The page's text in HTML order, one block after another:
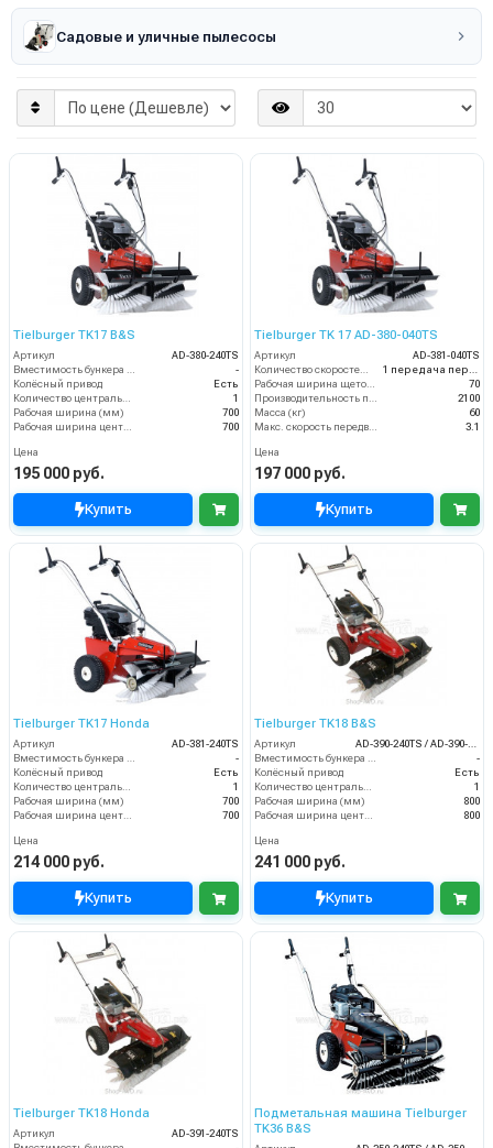
Садовые и уличные пылесосы
Tielburger TK17 B&S
Артикул
AD-380-240TS
-
Колёсный привод
Есть
1
Рабочая ширина (мм)
700
700
Цена
195 000 руб.
Купить
Tielburger TK 17 AD-380-040TS
Артикул
AD-381-040TS
70
2100
Масса (кг)
60
3.1
Цена
197 000 руб.
Купить
Tielburger TK17 Honda
Артикул
AD-381-240TS
Вместимость бункера (л)
-
Колёсный привод
Есть
Количество центральных мусоросборных валиков (шт)
1
Рабочая ширина (мм)
700
Рабочая ширина центральной щётки (мм)
700
Цена
214 000 руб.
Купить
Tielburger TK18 B&S
Артикул
AD-390-240TS / AD-390-040TS
Вместимость бункера (л)
-
Колёсный привод
Есть
Количество центральных мусоросборных валиков (шт)
1
Рабочая ширина (мм)
800
Рабочая ширина центральной щётки (мм)
800
Цена
241 000 руб.
Купить
Tielburger TK18 Honda
Артикул
AD-391-240TS
Подметальная машина Tielburger
TK36 B&S